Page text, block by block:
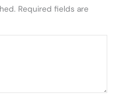
Required fields are